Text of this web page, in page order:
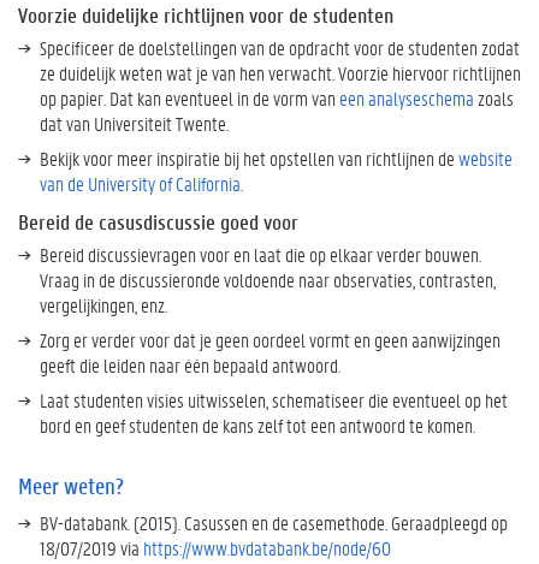
e
e
r
w
e
e
n
?
U
e
n
t
-
r
k
t
Voorzie duidelijke richtlijnen voor de studenten
Specificeer de doelstellingen van de opdracht voor de studenten zodat
ze duidelijk weten wat je van hen verwacht. Voorzie hiervoor richtlijnen
op papier. Dat kan eventueel in de vorm van een analyseschemazoals
dat van Universiteit Twente.
Bekijk voor meer inspiratie bij het opstellen van richtlijnen dewebsite
van de University of California
Bereid de casusdiscussie goed voor
Bereid discussievragen voor en laat die op elkaar verder bouwen.
Vraag in de discussieronde voldoende naar observaties, contrasten,
vergelijkingen, enz.
Zorg er verder voor dat je geen oordeel vormt en geen aanwijzingen
geeft die leiden naar één bepaald antwoord.
Laat studenten visies uitwisselen, schematiseer die eventueel op het
bord en geef studenten de kans zelf tot een antwoord te komen.
Meer weten?
BV-databank. (2015). Casussen en de casemethode. Geraadpleegd op
18/07/2019 via https://www.bvdatabank.be/node/60